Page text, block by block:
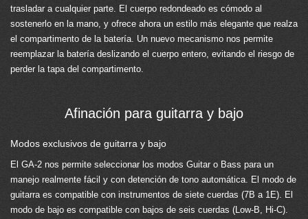
trasladar a cualquier parte. El cuerpo redondeado es cómodo al
sostenerlo en la mano, y ofrece ahora un estilo más elegante que realza
el compartimento de la batería. Un nuevo mecanismo nos permite
reemplazar la batería deslizando el cuerpo entero, evitando el riesgo de
perder la tapa del compartimento.
Afinación para guitarra y bajo
Modos exclusivos de guitarra y bajo
El GA-2 nos permite seleccionar los modos Guitar o Bass para un
manejo realmente fácil y con detención de tono automática. El modo de
guitarra es compatible con instrumentos de siete cuerdas (7B a 1E). El
modo de bajo es compatible con bajos de seis cuerdas (Low-B, Hi-C).